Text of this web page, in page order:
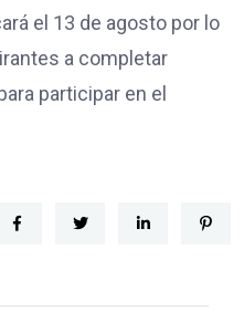
el 13 de agosto por lo
a completar
participar en el